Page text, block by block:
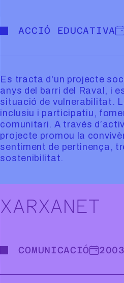
ACCIÓ EDUCATIVA
Es tracta d'un projecte
anys del barri del Raval, i
situació de vulnerabilitat.
inclusiu i participatiu,
comunitari. A través
projecte promou la
sentiment de pertinença,
sostenibilitat.
XARXANET
COMUNICACIÓ 2003